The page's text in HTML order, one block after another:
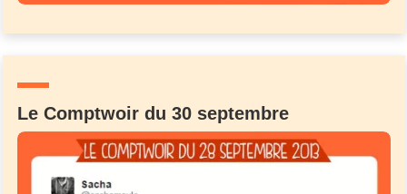
Le Comptwoir du 30 septembre